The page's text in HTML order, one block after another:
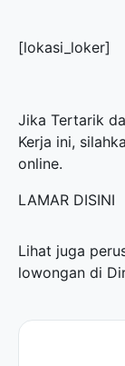
[lokasi_loker]
Jika Tertarik
Kerja ini,
online.
LAMAR DISINI
Lihat juga
lowongan di